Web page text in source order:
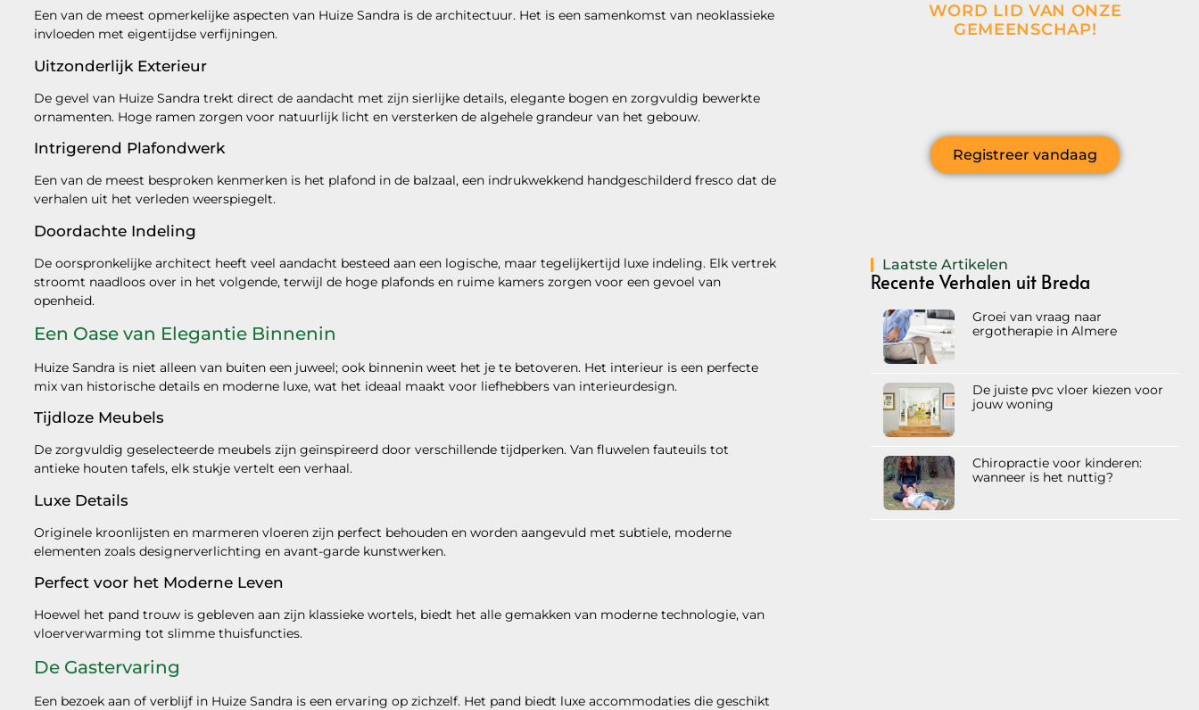
Een van de meest opmerkelijke aspecten van Huize Sandra is de architectuur. Het is een samenkomst van neoklassieke
invloeden met eigentijdse verfijningen.
Uitzonderlijk Exterieur
De gevel van Huize Sandra trekt direct de aandacht met zijn sierlijke details, elegante bogen en zorgvuldig bewerkte
ornamenten. Hoge ramen zorgen voor natuurlijk licht en versterken de algehele grandeur van het gebouw.
Intrigerend Plafondwerk
Een van de meest besproken kenmerken is het plafond in de balzaal, een indrukwekkend handgeschilderd fresco dat de
verhalen uit het verleden weerspiegelt.
Doordachte Indeling
De oorspronkelijke architect heeft veel aandacht besteed aan een logische, maar tegelijkertijd luxe indeling. Elk vertrek
stroomt naadloos over in het volgende, terwijl de hoge plafonds en ruime kamers zorgen voor een gevoel van
openheid.
Een Oase van Elegantie Binnenin
Huize Sandra is niet alleen van buiten een juweel; ook binnenin weet het je te betoveren. Het interieur is een perfecte
mix van historische details en moderne luxe, wat het ideaal maakt voor liefhebbers van interieurdesign.
Tijdloze Meubels
De zorgvuldig geselecteerde meubels zijn geïnspireerd door verschillende tijdperken. Van fluwelen fauteuils tot
antieke houten tafels, elk stukje vertelt een verhaal.
Luxe Details
Originele kroonlijsten en marmeren vloeren zijn perfect behouden en worden aangevuld met subtiele, moderne
elementen zoals designerverlichting en avant-garde kunstwerken.
Perfect voor het Moderne Leven
Hoewel het pand trouw is gebleven aan zijn klassieke wortels, biedt het alle gemakken van moderne technologie, van
vloerverwarming tot slimme thuisfuncties.
De Gastervaring
Een bezoek aan of verblijf in Huize Sandra is een ervaring op zichzelf. Het pand biedt luxe accommodaties die geschikt
WORD LID VAN ONZE
GEMEENSCHAP!
Registreer vandaag
Laatste Artikelen
Recente Verhalen uit Breda
Groei van vraag naar
ergotherapie in Almere
De juiste pvc vloer kiezen voor
jouw woning
Chiropractie voor kinderen:
wanneer is het nuttig?